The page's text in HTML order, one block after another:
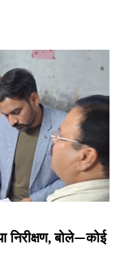
निरीक्षण, बोले—कोई